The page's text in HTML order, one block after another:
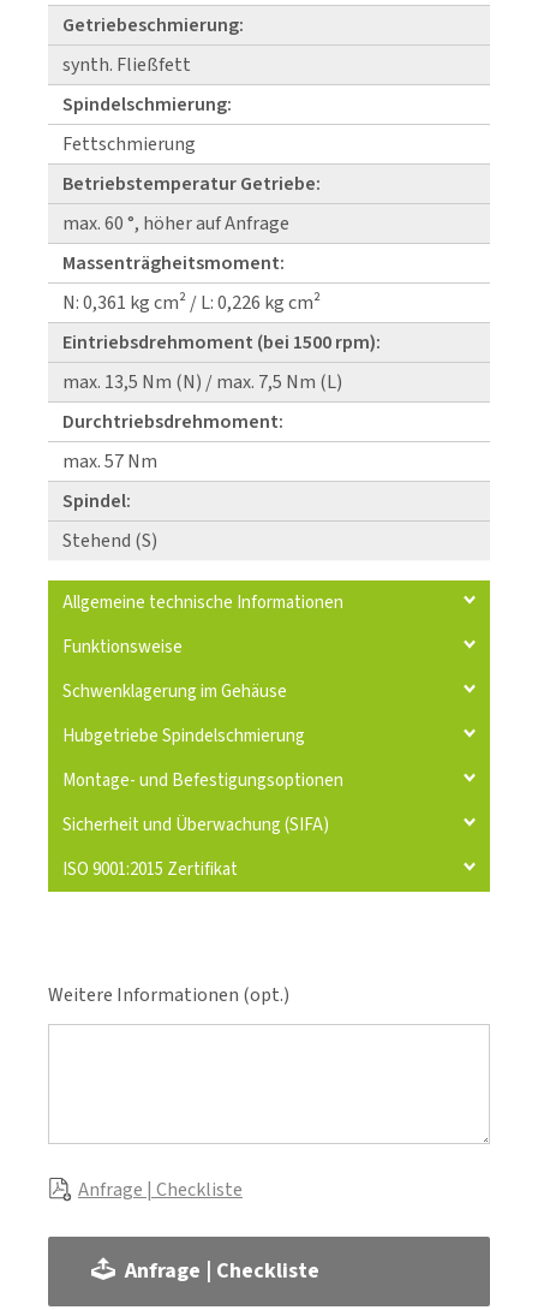
Getriebeschmierung:
synth. Fließfett
Spindelschmierung:
Fettschmierung
Betriebstemperatur Getriebe:
max. 60 °, höher auf Anfrage
Massenträgheitsmoment:
N: 0,361 kg cm² / L: 0,226 kg cm²
Eintriebsdrehmoment (bei 1500 rpm):
max. 13,5 Nm (N) / max. 7,5 Nm (L)
Durchtriebsdrehmoment:
max. 57 Nm
Spindel:
Stehend (S)
Allgemeine technische Informationen
Funktionsweise
Schwenklagerung im Gehäuse
Hubgetriebe Spindelschmierung
Montage- und Befestigungsoptionen
Sicherheit und Überwachung (SIFA)
ISO 9001:2015 Zertifikat
Weitere Informationen (opt.)
Anfrage | Checkliste
Anfrage | Checkliste